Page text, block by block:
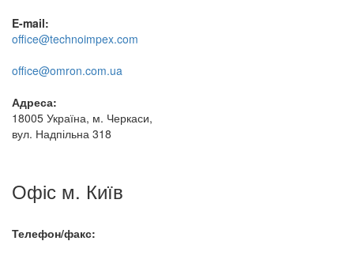
E-mail:
office@technoimpex.com
office@omron.com.ua
Адреса:
18005 Україна, м. Черкаси,
вул. Надпільна 318
Офіс м. Київ
Телефон/факс: